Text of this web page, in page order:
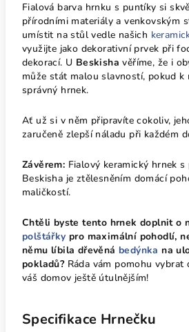
Fialová barva hrnku s puntíky si
přírodními materiály a venkovským
umístit na stůl vedle našich
využijte jako dekorativní prvek při
dekorací. U Beskisha věříme, že i
může stát malou slavností, pokud k
správný hrnek.
Ať už si v něm připravíte cokoliv,
zaručeně zlepší náladu při každém
Závěrem: Fialový keramický hrnek
Beskisha je ztělesněním domácí
maličkostí.
Chtěli byste tento hrnek doplnit o
polštářky pro maximální pohodlí,
němu líbila dřevěná bedýnka na
pokladů?Ráda vám pomohu vybrat
váš domov ještě útulnějším!
Specifikace Hrnečku